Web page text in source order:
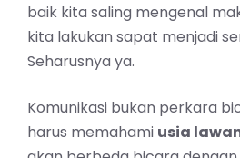
baik kita saling mengenal
kita lakukan sapat menjadi
Seharusnya ya.
Komunikasi bukan perkara
harus memahami usia